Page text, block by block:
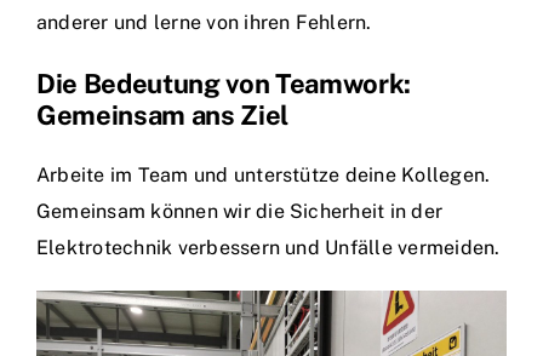
anderer und lerne von ihren Fehlern.
Die Bedeutung von Teamwork:
Gemeinsam ans Ziel
Arbeite im Team und unterstütze deine Kollegen.
Gemeinsam können wir die Sicherheit in der
Elektrotechnik verbessern und Unfälle vermeiden.